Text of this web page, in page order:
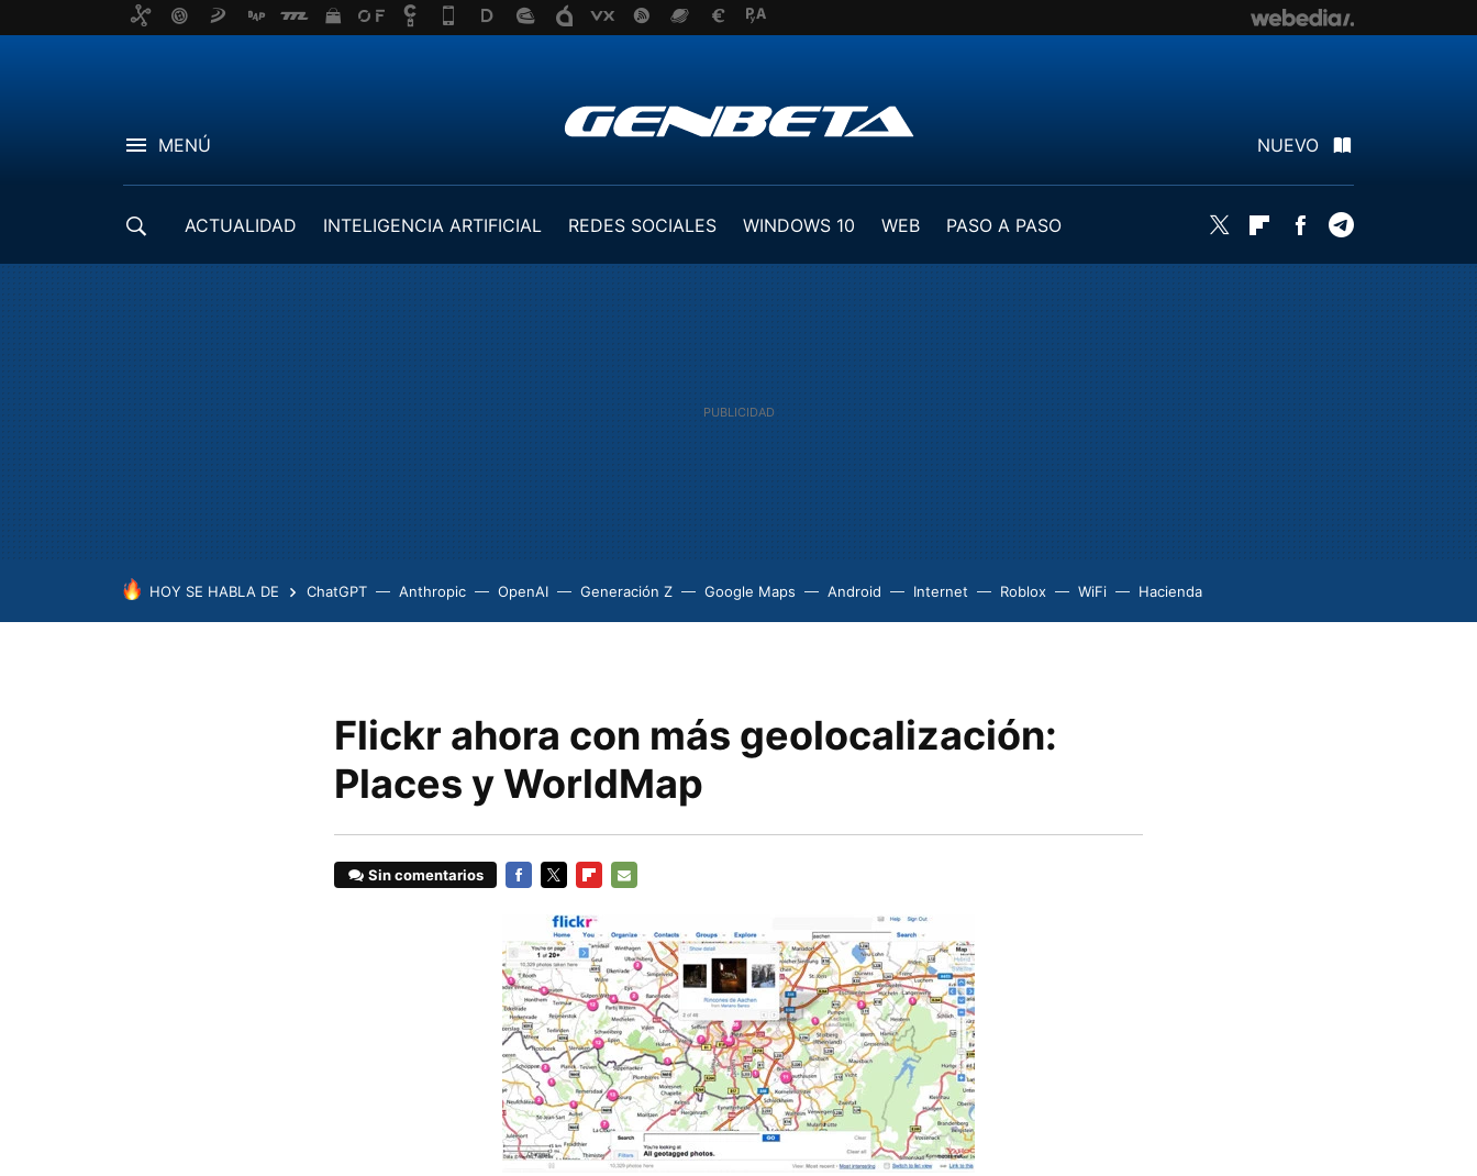
MENÚ NUEVO
ACTUALIDAD INTELIGENCIA ARTIFICIAL REDES SOCIALES WINDOWS 10 WEB
PASO A PASO
Twitter FlipboardFacebook
HOY SE HABLA DE ChatGPT Anthropic OpenAI Generación Z Google Maps Android Internet Roblox WiFi Hacienda
Flickr ahora con más geolocalización:
Places y WorldMap
Sin comentarios